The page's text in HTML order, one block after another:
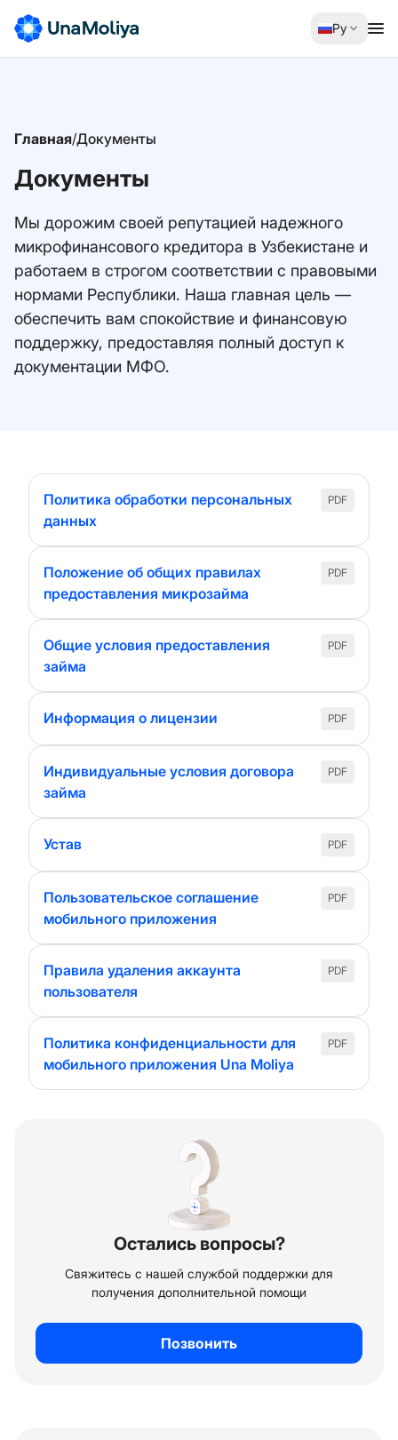
Ру
Главная/Документы
Документы
Мы дорожим своей репутацией надежного
микрофинансового кредитора в Узбекистане и
работаем в строгом соответствии с правовыми
нормами Республики. Наша главная цель —
обеспечить вам спокойствие и финансовую
поддержку, предоставляя полный доступ к
документации МФО.
Политика обработки персональных
данных
PDF
Положение об общих правилах
предоставления микрозайма
PDF
Общие условия предоставления
займа
PDF
Информация о лицензии PDF
Индивидуальные условия договора
займа
PDF
Устав PDF
Пользовательское соглашение
мобильного приложения
PDF
Правила удаления аккаунта
пользователя
PDF
Политика конфиденциальности для
мобильного приложения Una Moliya
PDF
Остались вопросы?
Свяжитесь с нашей службой поддержки для
получения дополнительной помощи
Позвонить